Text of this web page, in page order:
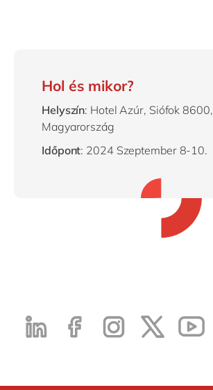
Hol és mikor?
Helyszín: Hotel Azúr, Siófok 8600,
Magyarország
Időpont: 2024 Szeptember 8-10.